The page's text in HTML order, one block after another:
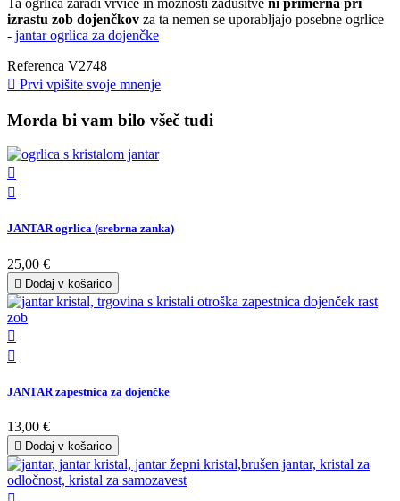
izrastu zob dojenčkov za ta nemen se uporabljajo posebne ogrlice
- jantar ogrlica za dojenčke
Referenca V2748
 Prvi vpišite svoje mnenje
Morda bi vam bilo všeč tudi


JANTAR ogrlica (srebrna zanka)
25,00 €
 Dodaj v košarico


JANTAR zapestnica za dojenčke
13,00 €
 Dodaj v košarico